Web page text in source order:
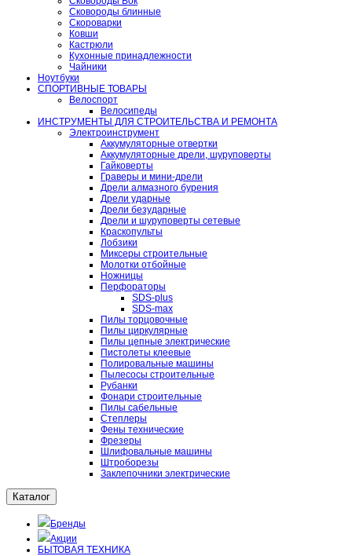
Сковороды блинные
Скороварки
Ковши
Кастрюли
Кухонные принадлежности
Чайники
Ноутбуки
СПОРТИВНЫЕ ТОВАРЫ
Велоспорт
Велосипеды
ИНСТРУМЕНТЫ ДЛЯ СТРОИТЕЛЬСТВА И РЕМОНТА
Электроинструмент
Аккумуляторные отвертки
Аккумуляторные дрели, шуруповерты
Гайковерты
Граверы и мини-дрели
Дрели алмазного бурения
Дрели ударные
Дрели безударные
Дрели и шуруповерты сетевые
Краскопульты
Лобзики
Миксеры строительные
Молотки отбойные
Ножницы
Перфораторы
SDS-plus
SDS-max
Пилы торцовочные
Пилы циркулярные
Пилы цепные электрические
Пистолеты клеевые
Полировальные машины
Пылесосы строительные
Рубанки
Фонари строительные
Пилы сабельные
Степлеры
Фены технические
Фрезеры
Шлифовальные машины
Штроборезы
Заклепочники электрические
Каталог
Бренды
Акции
БЫТОВАЯ ТЕХНИКА